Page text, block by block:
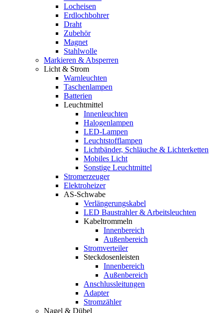
Locheisen
Erdlochbohrer
Draht
Zubehör
Magnet
Stahlwolle
Markieren & Absperren
Licht & Strom
Warnleuchten
Taschenlampen
Batterien
Leuchtmittel
Innenleuchten
Halogenlampen
LED-Lampen
Leuchtstofflampen
Lichtbänder, Schläuche & Lichterketten
Mobiles Licht
Sonstige Leuchtmittel
Stromerzeuger
Elektroheizer
AS-Schwabe
Verlängerungskabel
LED Baustrahler & Arbeitsleuchten
Kabeltrommeln
Innenbereich
Außenbereich
Stromverteiler
Steckdosenleisten
Innenbereich
Außenbereich
Anschlussleitungen
Adapter
Stromzähler
Nagel & Dübel